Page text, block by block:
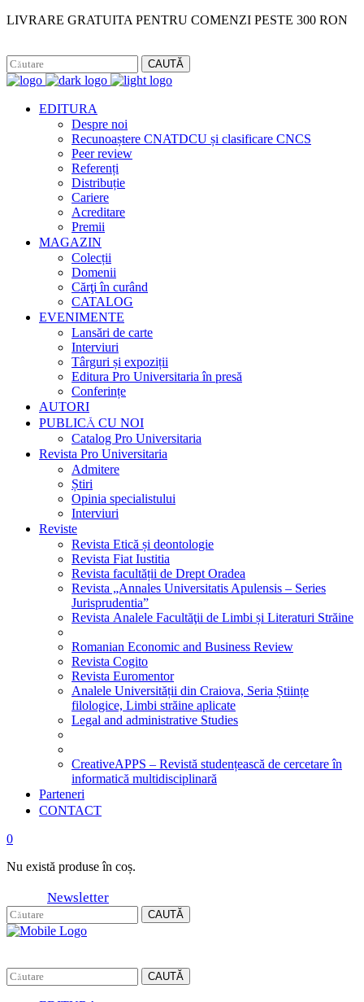
LIVRARE GRATUITA PENTRU COMENZI PESTE 300 RON
CAUTĂ
EDITURA
Despre noi
Recunoaștere CNATDCU și clasificare CNCS
Peer review
Referenți
Distribuție
Cariere
Acreditare
Premii
MAGAZIN
Colecții
Domenii
Cărţi în curând
CATALOG
EVENIMENTE
Lansări de carte
Interviuri
Târguri și expoziții
Editura Pro Universitaria în presă
Conferințe
AUTORI
PUBLICĂ CU NOI
Catalog Pro Universitaria
Revista Pro Universitaria
Admitere
Știri
Opinia specialistului
Interviuri
Reviste
Revista Etică și deontologie
Revista Fiat Iustitia
Revista facultății de Drept Oradea
Revista „Annales Universitatis Apulensis – Series
Jurisprudentia”
Revista Analele Facultăţii de Limbi și Literaturi Străine
Romanian Economic and Business Review
Revista Cogito
Revista Euromentor
Analele Universității din Craiova, Seria Științe
filologice, Limbi străine aplicate
Legal and administrative Studies
CreativeAPPS – Revistă studențească de cercetare în
informatică multidisciplinară
Parteneri
CONTACT
0
Nu există produse în coș.
Newsletter
CAUTĂ
CAUTĂ